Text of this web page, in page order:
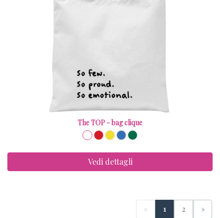
The TOP - bag clique
Vedi dettagli
« 1 2 »